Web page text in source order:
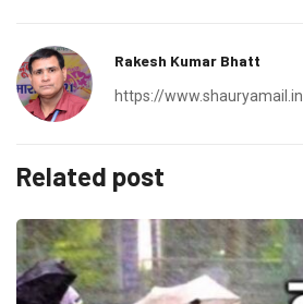
Rakesh Kumar Bhatt
https://www.shauryamail.in
Related post